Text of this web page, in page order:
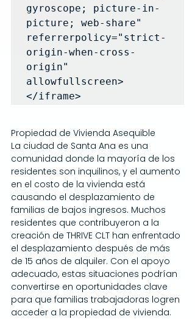
gyroscope; picture-in-
picture; web-share"
referrerpolicy="strict-
origin-when-cross-
origin"
allowfullscreen>
</iframe>
Propiedad de Vivienda Asequible
La ciudad de Santa Ana es una
comunidad donde la mayoría de los
residentes son inquilinos, y el aumento
en el costo de la vivienda está
causando el desplazamiento de
familias de bajos ingresos. Muchos
residentes que contribuyeron a la
creación de THRIVE CLT han enfrentado
el desplazamiento después de más
de 15 años de alquiler. Con el apoyo
adecuado, estas situaciones podrían
convertirse en oportunidades clave
para que familias trabajadoras logren
acceder a la propiedad de vivienda.